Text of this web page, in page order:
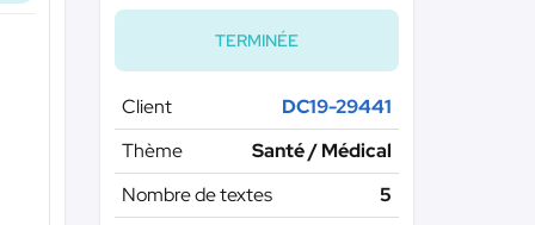
TERMINÉE
Client
DC19-29441
Thème
Santé / Médical
Nombre de textes
5